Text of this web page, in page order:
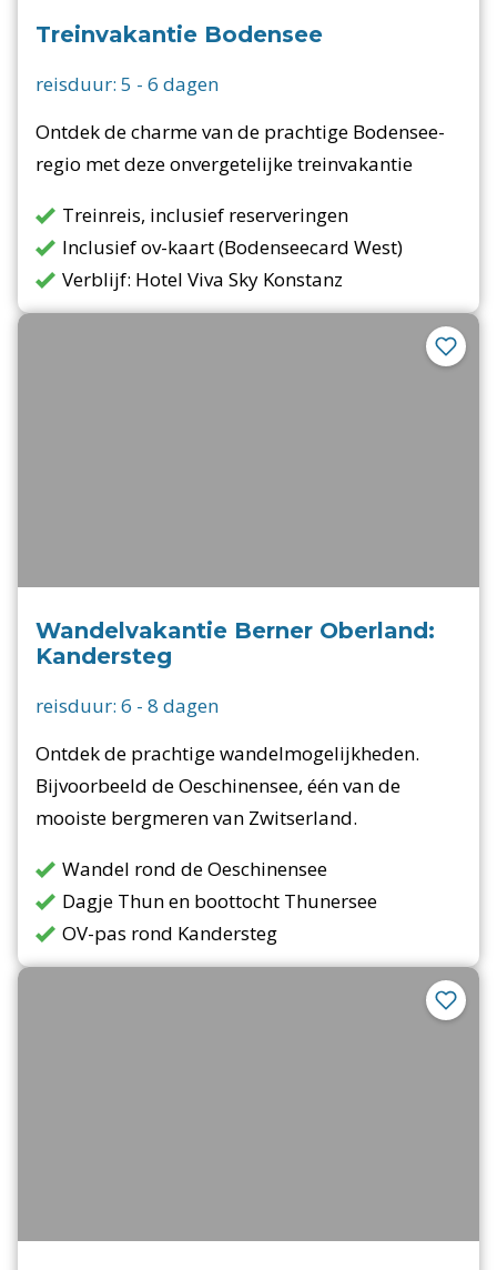
Treinvakantie Bodensee
reisduur: 5 - 6 dagen
Ontdek de charme van de prachtige Bodensee-
regio met deze onvergetelijke treinvakantie
Treinreis, inclusief reserveringen
Inclusief ov-kaart (Bodenseecard West)
Verblijf: Hotel Viva Sky Konstanz
Wandelvakantie Berner Oberland:
Kandersteg
reisduur: 6 - 8 dagen
Ontdek de prachtige wandelmogelijkheden.
Bijvoorbeeld de Oeschinensee, één van de
mooiste bergmeren van Zwitserland.
Wandel rond de Oeschinensee
Dagje Thun en boottocht Thunersee
OV-pas rond Kandersteg